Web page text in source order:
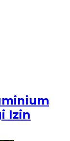
Izin